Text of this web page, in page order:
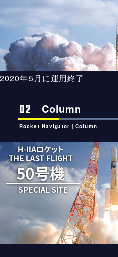
2020年5月に運用終了
02 Column
Rocket Navigator｜Column